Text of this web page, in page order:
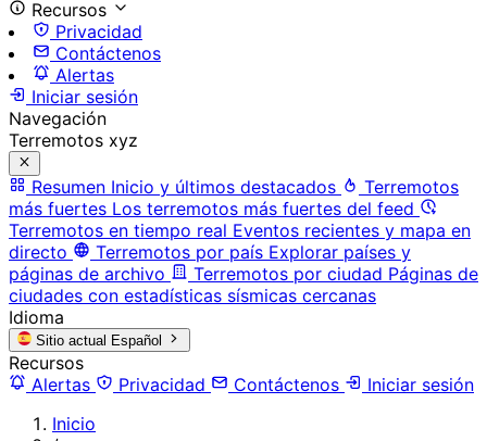
Recursos
Privacidad
Contáctenos
Alertas
Iniciar sesión
Navegación
Terremotos xyz
Resumen Inicio y últimos destacados
Terremotos
más fuertes Los terremotos más fuertes del feed
Terremotos en tiempo real Eventos recientes y mapa en
directo
Terremotos por país Explorar países y
páginas de archivo
Terremotos por ciudad Páginas de
ciudades con estadísticas sísmicas cercanas
Idioma
Sitio actual Español
Recursos
Alertas
Privacidad Contáctenos
Iniciar sesión
Inicio